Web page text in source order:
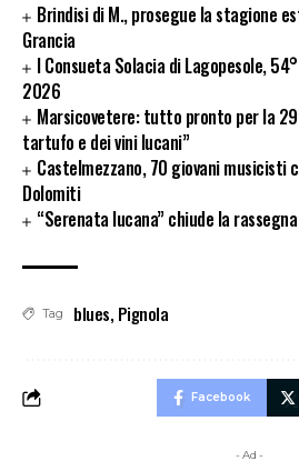
Brindisi di M., prosegue la stagione
Grancia
I Consueta Solacia di Lagopesole,
2026
Marsicovetere: tutto pronto per la
tartufo e dei vini lucani”
Castelmezzano, 70 giovani
Dolomiti
“Serenata lucana” chiude la
Tag blues, Pignola
Facebook
- Ad -